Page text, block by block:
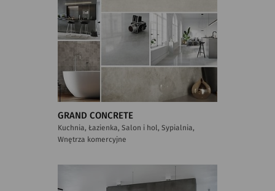
GRAND CONCRETE
Kuchnia, Łazienka, Salon i hol, Sypialnia,
Wnętrza komercyjne